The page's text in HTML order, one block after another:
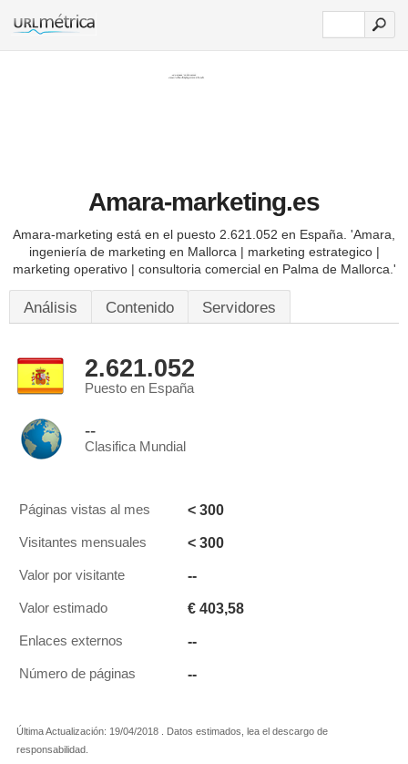
Amara-marketing.es
Amara-marketing está en el puesto 2.621.052 en España. 'Amara,
ingeniería de marketing en Mallorca | marketing estrategico |
marketing operativo | consultoria comercial en Palma de Mallorca.'
Análisis Contenido Servidores
2.621.052
Puesto en España
--
Clasifica Mundial
Páginas vistas al mes < 300
Visitantes mensuales < 300
Valor por visitante --
Valor estimado € 403,58
Enlaces externos --
Número de páginas --
Última Actualización: 19/04/2018 . Datos estimados, lea el descargo de
responsabilidad.